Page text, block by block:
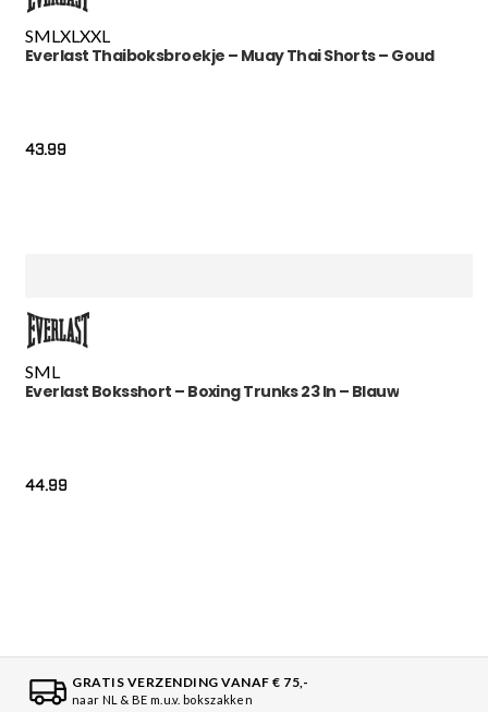
SML XL XXL
Everlast Thaiboksbroekje – Muay Thai Shorts – Goud
43.99
SML
Everlast Boksshort – Boxing Trunks 23 In – Blauw
44.99
GRATIS VERZENDING VANAF € 75,-
naar NL & BE m.u.v. bokszakken